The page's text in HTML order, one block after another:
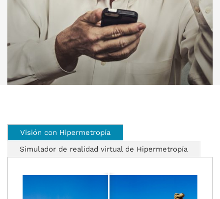
Visión con Hipermetropía
Simulador de realidad virtual de Hipermetropía